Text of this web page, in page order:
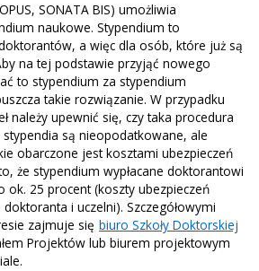
SONATA BIS) umożliwia
naukowe. Stypendium to
a więc dla osób, które już są
na tej podstawie przyjąć nowego
to stypendium za stypendium
takie rozwiązanie. W przypadku
należy upewnić się, czy taka procedura
są nieopodatkowane, ale
obarczone jest kosztami ubezpieczeń
że stypendium wypłacane doktorantowi
ok. 25 procent (koszty ubezpieczeń
i uczelni). Szczegółowymi
zajmuje się biuro Szkoły Doktorskiej
Projektów lub biurem projektowym